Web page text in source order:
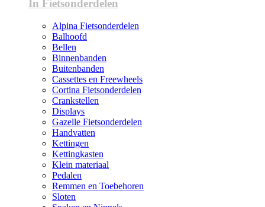
In Fietsonderdelen
Alpina Fietsonderdelen
Balhoofd
Bellen
Binnenbanden
Buitenbanden
Cassettes en Freewheels
Cortina Fietsonderdelen
Crankstellen
Displays
Gazelle Fietsonderdelen
Handvatten
Kettingen
Kettingkasten
Klein materiaal
Pedalen
Remmen en Toebehoren
Sloten